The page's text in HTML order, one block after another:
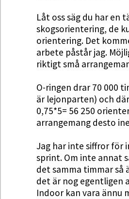
Låt oss säg du har en
skogsorientering, de
orientering. Det
arbete påstår jag.
riktigt små
O-ringen drar 70 000
är lejonparten) och
0,75*5= 56 250
arrangemang desto
Jag har inte siffror för
sprint. Om inte annat
det samma timmar så
det är nog egentligen
Indoor kan vara ännu